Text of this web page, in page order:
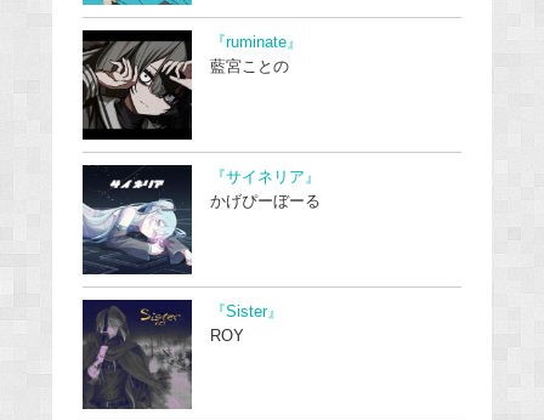
『ruminate』
藍宮ことの
『サイネリア』
かげぴーぼーる
『Sister』
ROY